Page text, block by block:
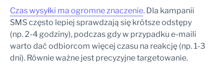
Czas wysyłki ma ogromne znaczenie. Dla kampanii
SMS często lepiej sprawdzają się krótsze odstępy
(np. 2-4 godziny), podczas gdy w przypadku e-maili
warto dać odbiorcom więcej czasu na reakcję (np. 1-3
dni). Równie ważne jest precyzyjne targetowanie.